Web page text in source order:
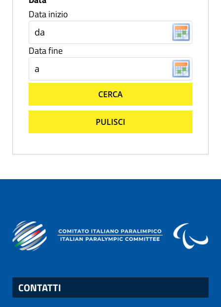
Data inizio
Data fine
CERCA
PULISCI
CONTATTI